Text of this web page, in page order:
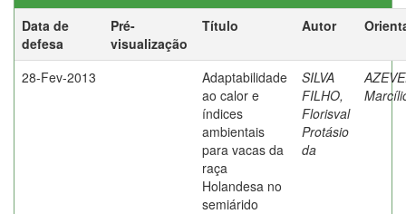
Data de
defesa
Pré-
visualização
Título Autor
28-Fev-2013
Adaptabilidade
ao calor e
índices
ambientais
para vacas da
raça
Holandesa no
semiárido
SILVA
FILHO,
Florisval
Protásio
da